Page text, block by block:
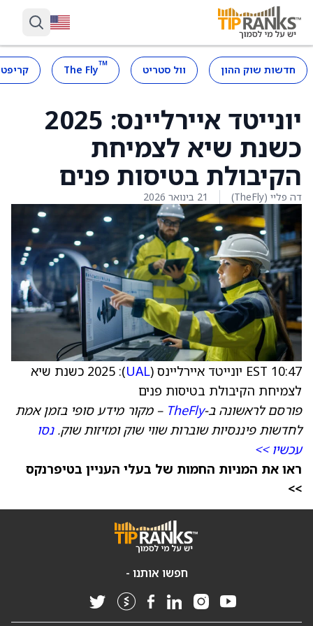
חדשות שוק ההון וול סטריט ™
The Fly
יונייטד איירליינס: 2025
כשנת שיא לצמיחת
הקיבולת בטיסות פנים
דה פליי (TheFly) 21 בינואר 2026
10:47 EST יונייטד איירליינס ( UAL
): 2025 כשנת שיא
לצמיחת הקיבולת בטיסות פנים
פורסם לראשונה ב-TheFly – מקור מידע סופי בזמן אמת
לחדשות פיננסיות שוברות שווי שוק ומזיזות שוק.נסו
עכשיו >>
ראו את המניות החמות של בעלי העניין בטיפרנקס
>>
חפשו אותנו -